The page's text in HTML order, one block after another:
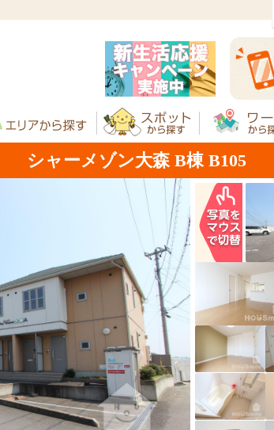
シャーメゾン大森 B棟 B105